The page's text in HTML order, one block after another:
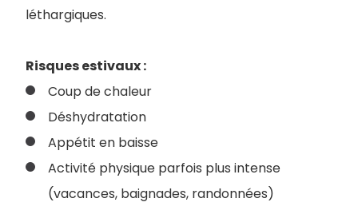
léthargiques.
Risques estivaux :
Coup de chaleur
Déshydratation
Appétit en baisse
Activité physique parfois plus intense
(vacances, baignades, randonnées)